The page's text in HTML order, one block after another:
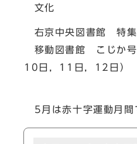
文化
右京中央図書館 特集
移動図書館 こじか号
10日，11日，12日）
5月は赤十字運動月間